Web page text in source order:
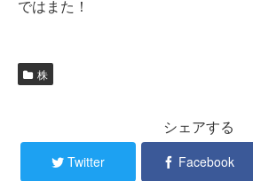
ではまた！
株
シェアする
Twitter Facebook